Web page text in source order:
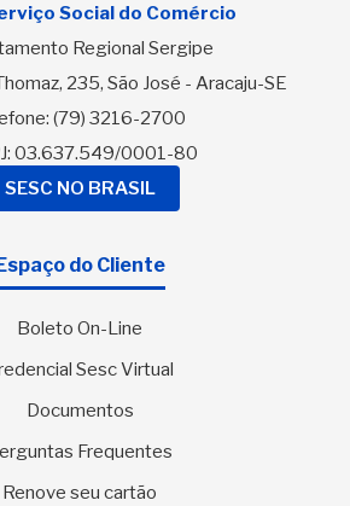
Social do Comércio
Regional Sergipe
235, São José - Aracaju-SE
(79) 3216-2700
03.637.549/0001-80
SESC NO BRASIL
do Cliente
Boleto On-Line
Sesc Virtual
Documentos
Frequentes
Renove seu cartão